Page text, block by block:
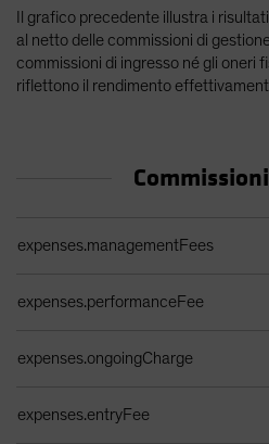
Il grafico precedente illustra i
al netto delle commissioni di
commissioni di ingresso né gli oneri
riflettono il rendimento
expenses.managementFees
expenses.performanceFee
expenses.ongoingCharge
expenses.entryFee